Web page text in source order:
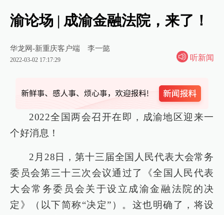
渝论场 | 成渝金融法院，来了！
华龙网-新重庆客户端 李一懿
2022-03-02 17:17:29 听新闻
2022全国两会召开在即，成渝地区迎来一
个好消息！
2月28日，第十三届全国人民代表大会常务
委员会第三十三次会议通过了《全国人民代表
大会常务委员会关于设立成渝金融法院的决
定》（以下简称“决定”）。这也明确了，将设